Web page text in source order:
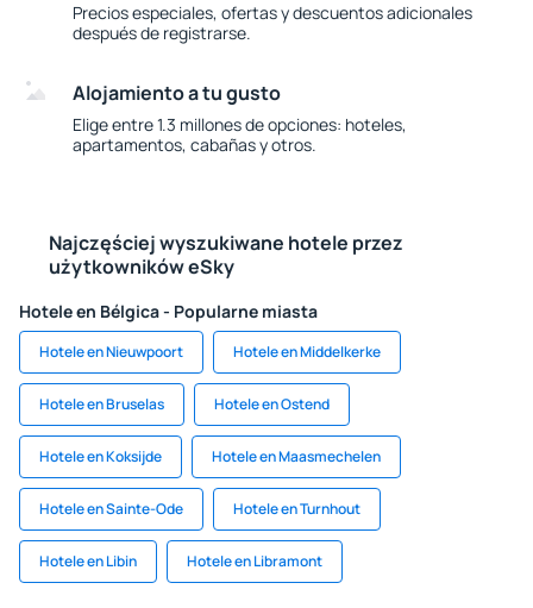
Precios especiales, ofertas y descuentos adicionales
después de registrarse.
Alojamiento a tu gusto
Elige entre 1.3 millones de opciones: hoteles,
apartamentos, cabañas y otros.
Najczęściej wyszukiwane hotele przez
użytkowników eSky
Hotele en Bélgica - Popularne miasta
Hotele en Nieuwpoort Hotele en Middelkerke
Hotele en Bruselas Hotele en Ostend
Hotele en Koksijde Hotele en Maasmechelen
Hotele en Sainte-Ode Hotele en Turnhout
Hotele en Libin Hotele en Libramont